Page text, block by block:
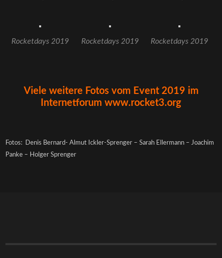
Rocketdays 2019 Rocketdays 2019 Rocketdays 2019
Viele weitere Fotos vom Event 2019 im
Internetforum www.rocket3.org
Fotos: Denis Bernard- Almut Ickler-Sprenger – Sarah Ellermann – Joachim
Panke – Holger Sprenger